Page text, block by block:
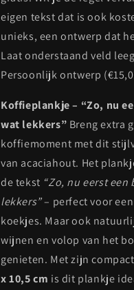
eigen tekst dat is ook
unieks, een ontwerp dat
Laat onderstaand veld
Persoonlijk ontwerp
Koffieplankje – “Zo, nu
wat lekkers” Breng extra
koffiemoment met dit
van acaciahout. Het
de tekst “Zo, nu eerst
lekkers”– perfect voor
koekjes. Maar ook
wijnen en volop van het
genieten. Met zijn
x 10,5 cm is dit plankje